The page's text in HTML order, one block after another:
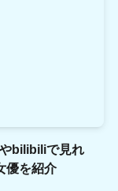
bilibiliで見れ
優を紹介